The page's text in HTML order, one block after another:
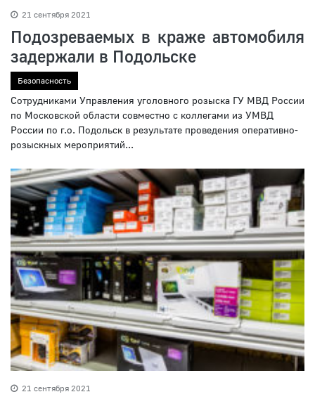
21 сентября 2021
Подозреваемых в краже автомобиля
задержали в Подольске
Безопасность
Сотрудниками Управления уголовного розыска ГУ МВД России
по Московской области совместно с коллегами из УМВД
России по г.о. Подольск в результате проведения оперативно-
розыскных мероприятий...
21 сентября 2021